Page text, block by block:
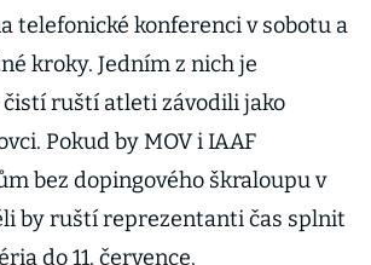
telefonické konferenci v sobotu a
kroky. Jedním z nich je
čistí ruští atleti závodili jako
Pokud by MOV i IAAF
bez dopingového škraloupu v
by ruští reprezentanti čas splnit
do 11. července.